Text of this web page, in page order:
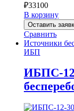
₽33100
В корзину
Оставить
Сравнить
Источники
ИБП
ИБПС-